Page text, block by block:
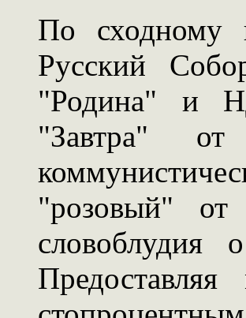
По сходному
Русский
"Родина" и
"Завтра" от
"розовый" от
словоблудия